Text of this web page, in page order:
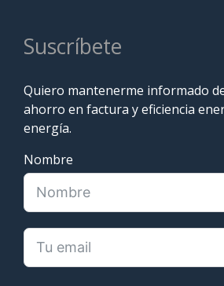
Suscríbete
Quiero mantenerme informado
ahorro en factura y eficiencia
energía.
Nombre